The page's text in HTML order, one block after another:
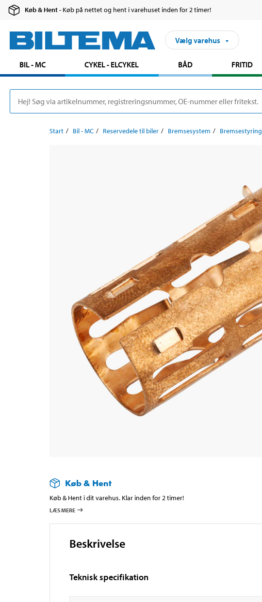
Køb & Hent- Køb på nettet og hent i varehuset inden for 2 timer!
Vælg varehus
BIL - MC CYKEL - ELCYKEL BÅD FRITID
Start Bil - MC Reservedele til biler Bremsesystem Bremsestyring
Køb & Hent
Køb & Hent i dit varehus. Klar inden for 2 timer!
LÆS MERE
Beskrivelse
Teknisk specifikation